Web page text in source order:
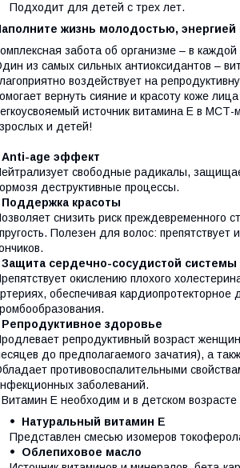
Подходит для детей с трех лет.
жизнь молодостью, энергией
забота об организме – в
из самых сильных антиоксидантов –
воздействует на
вернуть сияние и красоту коже
источник витамина Е в
и детей!
Anti-age эффект
свободные радикалы,
деструктивные процессы.
Поддержка красоты
снизить риск преждевременного
Полезен для волос:
Защита сердечно-сосудистой системы
окислению плохого
обеспечивая кардиопротекторное
Репродуктивное здоровье
репродуктивный возраст
до предполагаемого зачатия), а
противовоспалительными
заболеваний.
Витамин Е необходим и в детском
Натуральный витамин Е
Представлен смесью изомеров
Облепиховое масло